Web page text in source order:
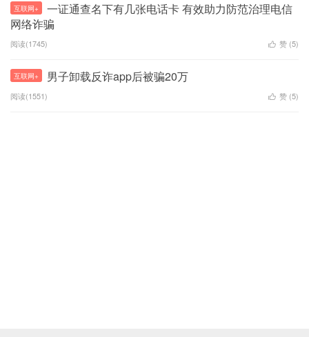
互联网+
一证通查名下有几张电话卡 有效助力防范治理电信
网络诈骗
阅读(1745)  赞 (5)
互联网+ 男子卸载反诈app后被骗20万
阅读(1551)  赞 (5)